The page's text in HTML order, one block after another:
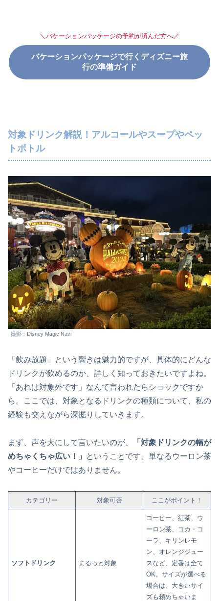
＼バケーションパッケージの予約が済んだ方へ／
バケーションパッケージで行くディズニー旅
行の準備ガイド
対象ドリンク解説！アルコールやスープやペッ
トボトル
撮影：Disney Magic Navi
「飲み放題」という響きは魅力的ですが、具体的にどんな
ドリンクが飲めるのか、詳しく知っておきたいですよね。
「あれは対象外です」なんて言われたらショックですか
ら。ここでは、対象となるドリンクの種類について、私の
経験も交えながら深掘りしていきます。
まず、声を大にして言いたいのが、
「対象ドリンクの幅が
めちゃくちゃ広い！」
ということです。単なるウーロン茶
やコーヒーだけではありません。
カテゴリー 対象可否 ここがポイント！
ソフトドリンク まるっと対象
コーヒー、紅茶、ウ
ーロン茶、コカ・コ
ーラ、キリンレモ
ン、オレンジジュー
スなど、定番は全て
OK。サイズが選べる
場合は、大きいサイ
ズも頼めちゃいま